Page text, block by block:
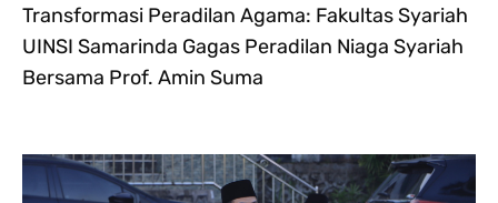
Transformasi Peradilan Agama: Fakultas Syariah
UINSI Samarinda Gagas Peradilan Niaga Syariah
Bersama Prof. Amin Suma